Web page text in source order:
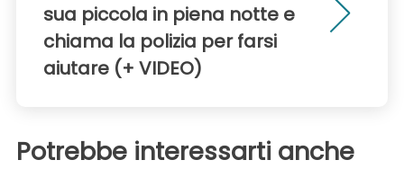
sua piccola in piena notte e
chiama la polizia per farsi
aiutare (+ VIDEO)
Potrebbe interessarti anche